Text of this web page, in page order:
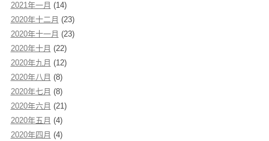
2021年一月 (14)
2020年十二月 (23)
2020年十一月 (23)
2020年十月 (22)
2020年九月 (12)
2020年八月 (8)
2020年七月 (8)
2020年六月 (21)
2020年五月 (4)
2020年四月 (4)